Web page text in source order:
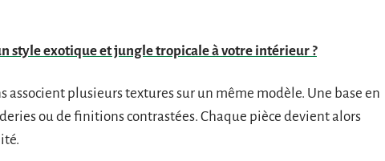
style exotique et jungle tropicale à votre intérieur ?
associent plusieurs textures sur un même modèle. Une base en
ou de finitions contrastées. Chaque pièce devient alors